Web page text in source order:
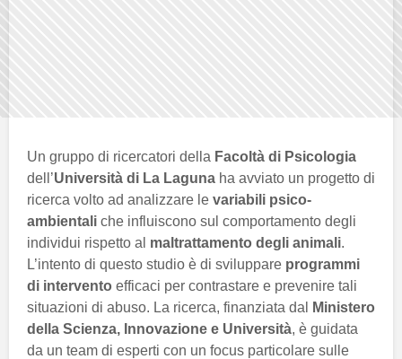
Un gruppo di ricercatori della Facoltà di Psicologia
dell’Università di La Laguna ha avviato un progetto di
ricerca volto ad analizzare le variabili psico-
ambientali che influiscono sul comportamento degli
individui rispetto al maltrattamento degli animali.
L’intento di questo studio è di sviluppare programmi
di intervento efficaci per contrastare e prevenire tali
situazioni di abuso. La ricerca, finanziata dal
Ministero
della Scienza, Innovazione e Università, è guidata
da un team di esperti con un focus particolare sulle